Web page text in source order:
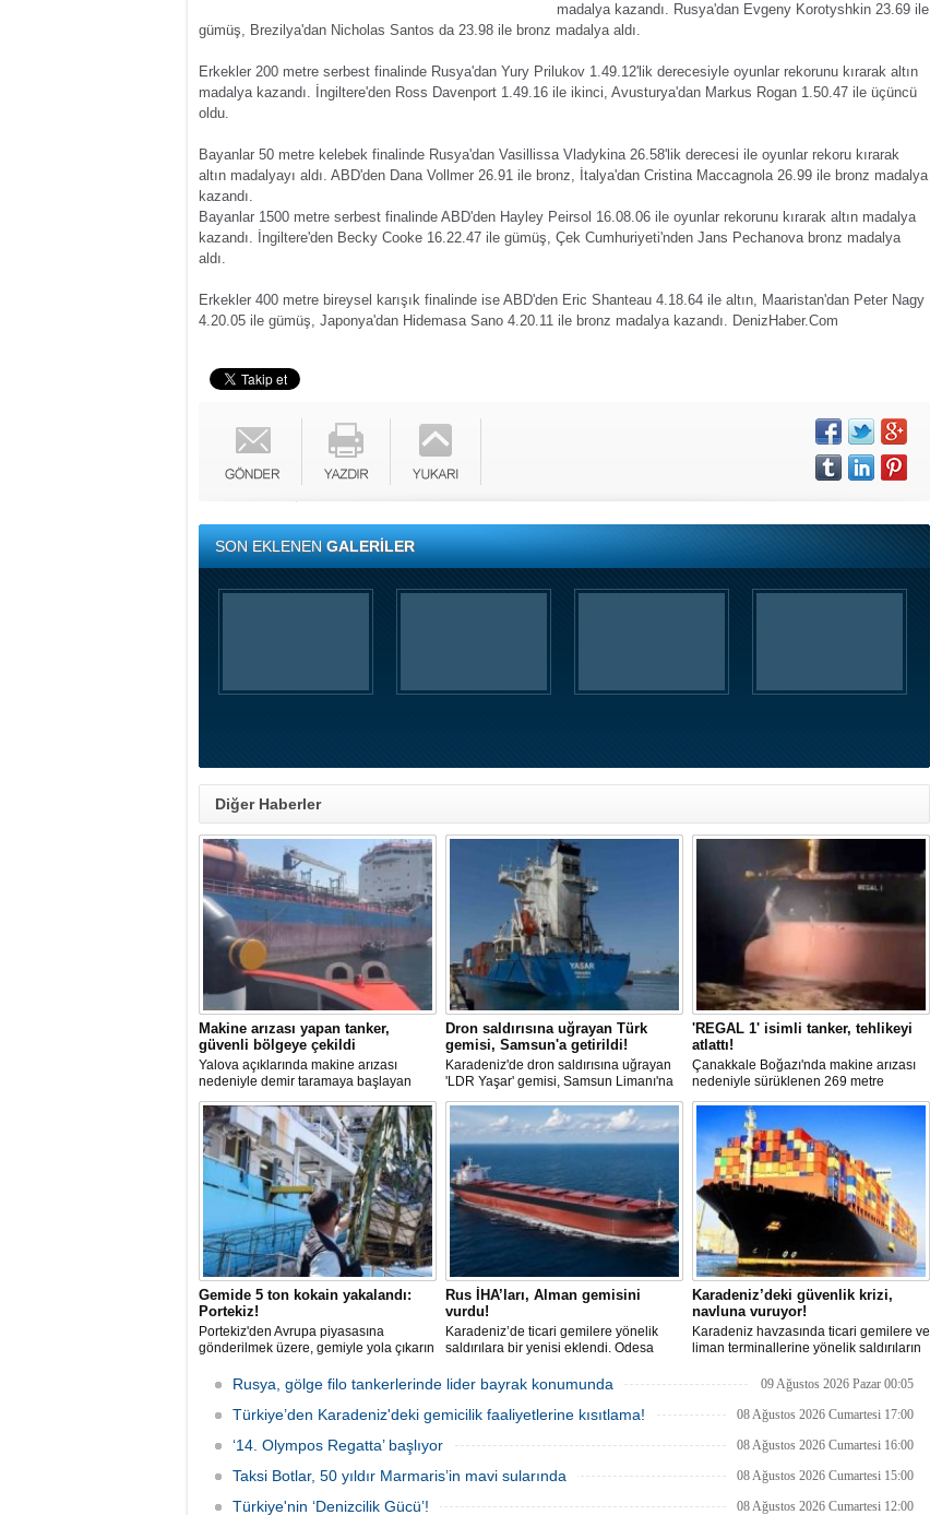
madalya kazandı. Rusya'dan Evgeny Korotyshkin 23.69 ile
gümüş, Brezilya'dan Nicholas Santos da 23.98 ile bronz madalya aldı.
Erkekler 200 metre serbest finalinde Rusya'dan Yury Prilukov 1.49.12'lik derecesiyle oyunlar rekorunu kırarak altın
madalya kazandı. İngiltere'den Ross Davenport 1.49.16 ile ikinci, Avusturya'dan Markus Rogan 1.50.47 ile üçüncü
oldu.
Bayanlar 50 metre kelebek finalinde Rusya'dan Vasillissa Vladykina 26.58'lik derecesi ile oyunlar rekoru kırarak
altın madalyayı aldı. ABD'den Dana Vollmer 26.91 ile bronz, İtalya'dan Cristina Maccagnola 26.99 ile bronz madalya
kazandı.
Bayanlar 1500 metre serbest finalinde ABD'den Hayley Peirsol 16.08.06 ile oyunlar rekorunu kırarak altın madalya
kazandı. İngiltere'den Becky Cooke 16.22.47 ile gümüş, Çek Cumhuriyeti'nden Jans Pechanova bronz madalya
aldı.
Erkekler 400 metre bireysel karışık finalinde ise ABD'den Eric Shanteau 4.18.64 ile altın, Maaristan'dan Peter Nagy
4.20.05 ile gümüş, Japonya'dan Hidemasa Sano 4.20.11 ile bronz madalya kazandı. DenizHaber.Com
SON EKLENENGALERİLER
Diğer Haberler
Makine arızası yapan tanker,
güvenli bölgeye çekildi
Yalova açıklarında makine arızası
nedeniyle demir taramaya başlayan
tanker, römorkör eşliğinde güvenli
şekilde demirleme sahasına alındı.
Dron saldırısına uğrayan Türk
gemisi, Samsun'a getirildi!
Karadeniz'de dron saldırısına uğrayan
'LDR Yaşar' gemisi, Samsun Limanı'na
güvenli bir şekilde ulaştı. Saldırıda can
kaybı yaşanmadı, ancak büyük çapta
maddi hasar oluştu.
'REGAL 1' isimli tanker, tehlikeyi
atlattı!
Çanakkale Boğazı'nda makine arızası
nedeniyle sürüklenen 269 metre
uzunluğundaki 'REGAL 1' isimli tanker,
römorkörler yardımıyla Şevketiye Demir
Sahası'na çekilerek kurtarıldı.
Gemide 5 ton kokain yakalandı:
Portekiz!
Portekiz'den Avrupa piyasasına
gönderilmek üzere, gemiyle yola çıkarın
hava ve deniz kuvvetlerinin
operasyonuyla durduruldu. Operasyon
kapsamında, gemideki iki yabancı
gözaltına alındı.
Rus İHA’ları, Alman gemisini
vurdu!
Karadeniz’de ticari gemilere yönelik
saldırılara bir yenisi eklendi. Odesa
aldığı Alman işletmesindeki Emil
gemisinde yangın çıktı; teknik sistemler
durunca mürettebat tahliye edildi.
Karadeniz’deki güvenlik krizi,
navluna vuruyor!
Karadeniz havzasında ticari gemilere ve
liman terminallerine yönelik saldırıların
sekteye uğrattı. Risk artışıyla birlikte
bin doları aşarken, savaş sigortası
fiyatlarında yüzde 50’yi geçen
Rusya, gölge filo tankerlerinde lider bayrak konumunda 09 Ağustos 2026 Pazar 00:05
Türkiye’den Karadeniz'deki gemicilik faaliyetlerine kısıtlama! 08 Ağustos 2026 Cumartesi 17:00
‘14. Olympos Regatta’ başlıyor 08 Ağustos 2026 Cumartesi 16:00
Taksi Botlar, 50 yıldır Marmaris’in mavi sularında 08 Ağustos 2026 Cumartesi 15:00
Türkiye'nin ‘Denizcilik Gücü’! 08 Ağustos 2026 Cumartesi 12:00